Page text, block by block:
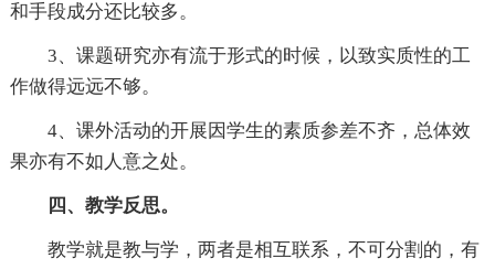
和手段成分还比较多。
3、课题研究亦有流于形式的时候，以致实质性的工
作做得远远不够。
4、课外活动的开展因学生的素质参差不齐，总体效
果亦有不如人意之处。
四、教学反思。
教学就是教与学，两者是相互联系，不可分割的，有